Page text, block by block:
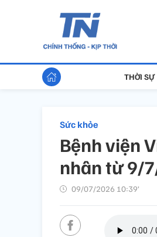
THỜI SỰ
Sức khỏe
Bệnh viện
nhân từ 9/
09/07/2026 10:39’